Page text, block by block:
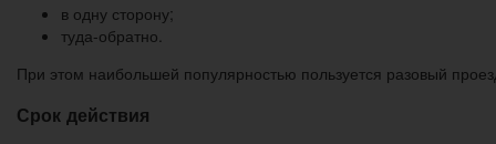
в одну сторону;
туда-обратно.
При этом наибольшей популярностью пользуется разовый
Срок действия